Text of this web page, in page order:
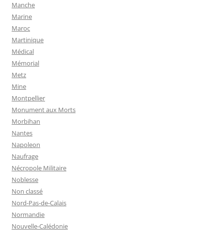
Manche
Marine
Maroc
Martinique
Médical
Mémorial
Metz
Mine
Montpellier
Monument aux Morts
Morbihan
Nantes
Napoleon
Naufrage
Nécropole Militaire
Noblesse
Non classé
Nord-Pas-de-Calais
Normandie
Nouvelle-Calédonie